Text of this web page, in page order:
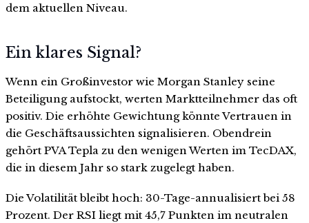
dem aktuellen Niveau.
Ein klares Signal?
Wenn ein Großinvestor wie Morgan Stanley seine
Beteiligung aufstockt, werten Marktteilnehmer das oft
positiv. Die erhöhte Gewichtung könnte Vertrauen in
die Geschäftsaussichten signalisieren. Obendrein
gehört PVA Tepla zu den wenigen Werten im TecDAX,
die in diesem Jahr so stark zugelegt haben.
Die Volatilität bleibt hoch: 30-Tage-annualisiert bei 58
Prozent. Der RSI liegt mit 45,7 Punkten im neutralen